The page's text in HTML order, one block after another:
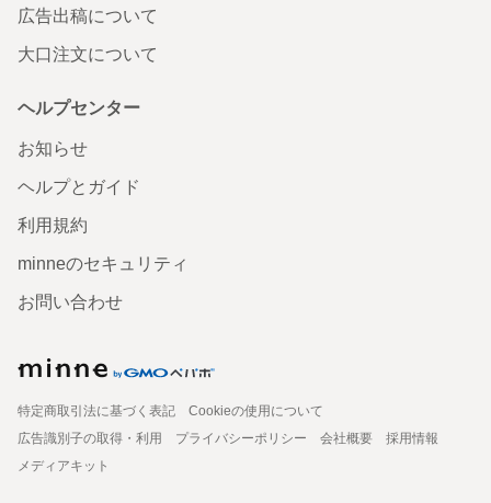
広告出稿について
大口注文について
ヘルプセンター
お知らせ
ヘルプとガイド
利用規約
minneのセキュリティ
お問い合わせ
特定商取引法に基づく表記
Cookieの使用について
広告識別子の取得・利用
プライバシーポリシー 会社概要
採用情報
メディアキット